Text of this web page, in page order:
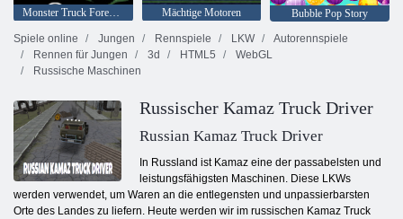
Monster Truck Forest-Lieferung Mächtige Motoren
Bubble Pop Story
Spiele online
Jungen Rennspiele LKW
Autorennspiele
Rennen für Jungen
3d HTML5
WebGL
Russische Maschinen
Russischer Kamaz Truck Driver
Russian Kamaz Truck Driver
In Russland ist Kamaz eine der passabelsten und
leistungsfähigsten Maschinen. Diese LKWs
werden verwendet, um Waren an die entlegensten und unpassierbarsten
Orte des Landes zu liefern. Heute werden wir im russischen Kamaz Truck